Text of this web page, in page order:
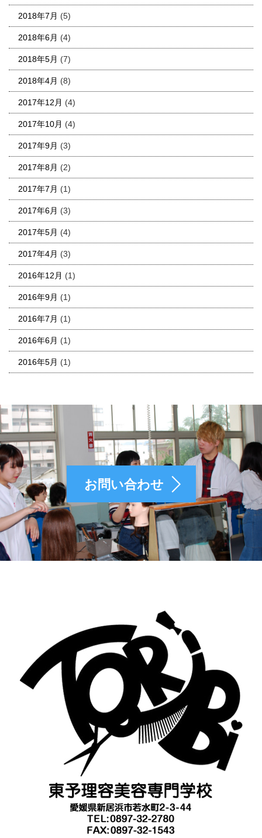
2018年7月 (5)
2018年6月 (4)
2018年5月 (7)
2018年4月 (8)
2017年12月 (4)
2017年10月 (4)
2017年9月 (3)
2017年8月 (2)
2017年7月 (1)
2017年6月 (3)
2017年5月 (4)
2017年4月 (3)
2016年12月 (1)
2016年9月 (1)
2016年7月 (1)
2016年6月 (1)
2016年5月 (1)
お問い合わせ